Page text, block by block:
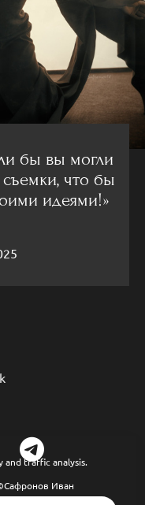
бы вы могли
что бы
идеями!»
Иван
and traffic analysis.